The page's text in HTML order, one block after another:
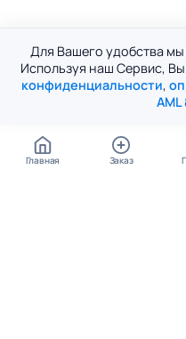
Для Вашего удобства
Используя наш Сервис,
конфиденциальности,
AML
Главная Заказ